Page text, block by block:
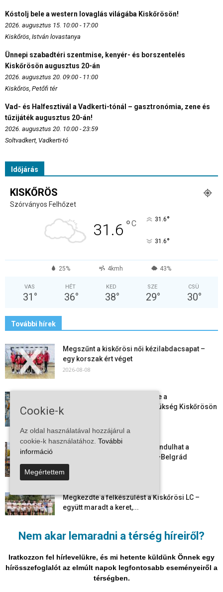
Nem akar lemaradni a térség híreiről?
Iratkozzon fel hírlevelükre, és mi hetente küldünk Önnek egy
hírösszefoglalót az elmúlt napok legfontosabb eseményeiről a
térségben.
Kóstolj bele a western lovaglás világába Kiskőrösön!
2026. augusztus 15. 10:00 - 17:00
Kiskőrös, István lovastanya
Ünnepi szabadtéri szentmise, kenyér- és borszentelés
Kiskőrösön augusztus 20-án
2026. augusztus 20. 09:00 - 11:00
Kiskőrös, Petőfi tér
Vad- és Halfesztivál a Vadkerti-tónál – gasztronómia, zene és
tűzijáték augusztus 20-án!
2026. augusztus 20. 10:00 - 23:59
Soltvadkert, Vadkerti-tó
Időjárás
KISKŐRÖS
Szórványos Felhőzet
31.6 °C 31.6°
31.6°
25% 4kmh 43%
VAS
31 °
HÉT
36°
KED
38°
SZE
29°
CSÜ
30°
További hírek
Megszűnt a kiskőrösi női kézilabdacsapat –
egy korszak ért véget
2026-08-08
Aktuális állásajánlatok: ezekre a
munkavállalókra van most szükség Kiskőrösön
és a...
2026-08-07
Vitézy Dávid: már ősszel újraindulhat a
személyszállítás a Budapest–Belgrád
vasútvonalon
Megkezdte a felkészülést a Kiskőrösi LC –
együtt maradt a keret,...
szabadulni a kontinens a...
2026-08-05
Cookie-k
Az oldal használatával hozzájárul a
cookie-k használatához. További
információ
Megértettem